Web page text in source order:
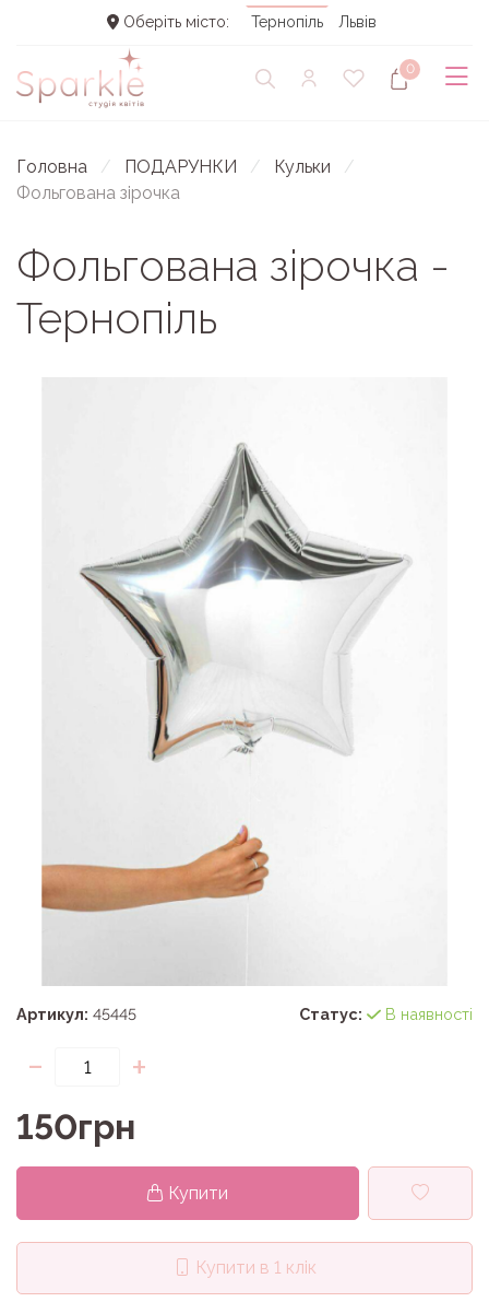
Оберіть місто: Тернопіль Львів
0
Головна ПОДАРУНКИ
Кульки
Фольгована зірочка
Фольгована зірочка -
Тернопіль
Артикул: 45445 Статус: В наявності
- +
150грн
Купити
Купити в 1 клік